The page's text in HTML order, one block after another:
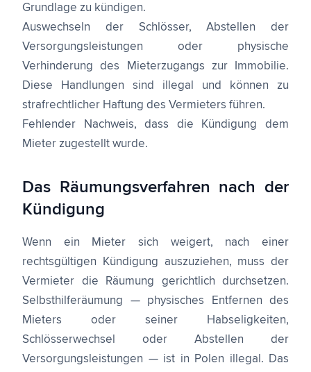
Grundlage zu kündigen.
Auswechseln der Schlösser, Abstellen der
Versorgungsleistungen oder physische
Verhinderung des Mieterzugangs zur Immobilie.
Diese Handlungen sind illegal und können zu
strafrechtlicher Haftung des Vermieters führen.
Fehlender Nachweis, dass die Kündigung dem
Mieter zugestellt wurde.
Das Räumungsverfahren nach der
Kündigung
Wenn ein Mieter sich weigert, nach einer
rechtsgültigen Kündigung auszuziehen, muss der
Vermieter die Räumung gerichtlich durchsetzen.
Selbsthilferäumung — physisches Entfernen des
Mieters oder seiner Habseligkeiten,
Schlösserwechsel oder Abstellen der
Versorgungsleistungen — ist in Polen illegal. Das